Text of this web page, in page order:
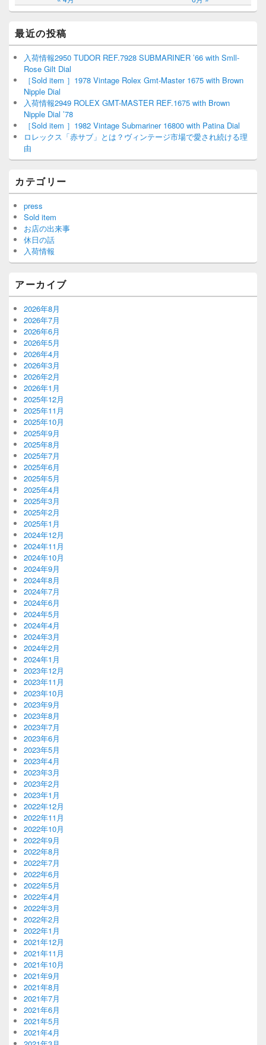
最近の投稿
入荷情報2950 TUDOR REF.7928 SUBMARINER ’66 with Smll-
Rose Gilt Dial
［Sold item ］1978 Vintage Rolex Gmt-Master 1675 with Brown
Nipple Dial
入荷情報2949 ROLEX GMT-MASTER REF.1675 with Brown
Nipple Dial ’78
［Sold item ］1982 Vintage Submariner 16800 with Patina Dial
ロレックス「赤サブ」とは？ヴィンテージ市場で愛され続ける理
由
カテゴリー
press
Sold item
お店の出来事
休日の話
入荷情報
アーカイブ
2026年8月
2026年7月
2026年6月
2026年5月
2026年4月
2026年3月
2026年2月
2026年1月
2025年12月
2025年11月
2025年10月
2025年9月
2025年8月
2025年7月
2025年6月
2025年5月
2025年4月
2025年3月
2025年2月
2025年1月
2024年12月
2024年11月
2024年10月
2024年9月
2024年8月
2024年7月
2024年6月
2024年5月
2024年4月
2024年3月
2024年2月
2024年1月
2023年12月
2023年11月
2023年10月
2023年9月
2023年8月
2023年7月
2023年6月
2023年5月
2023年4月
2023年3月
2023年2月
2023年1月
2022年12月
2022年11月
2022年10月
2022年9月
2022年8月
2022年7月
2022年6月
2022年5月
2022年4月
2022年3月
2022年2月
2022年1月
2021年12月
2021年11月
2021年10月
2021年9月
2021年8月
2021年7月
2021年6月
2021年5月
2021年4月